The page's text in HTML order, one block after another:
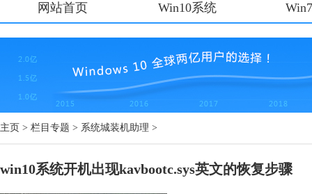
网站首页 Win10系统
主页 > 栏目专题 > 系统城装机助理 >
win10系统开机出现kavbootc.sys英文的恢复步骤